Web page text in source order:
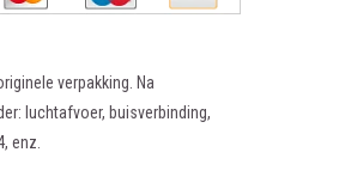
verpakking. Na
luchtafvoer, buisverbinding,
enz.